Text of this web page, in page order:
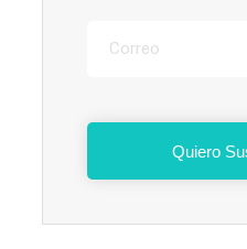
Quiero